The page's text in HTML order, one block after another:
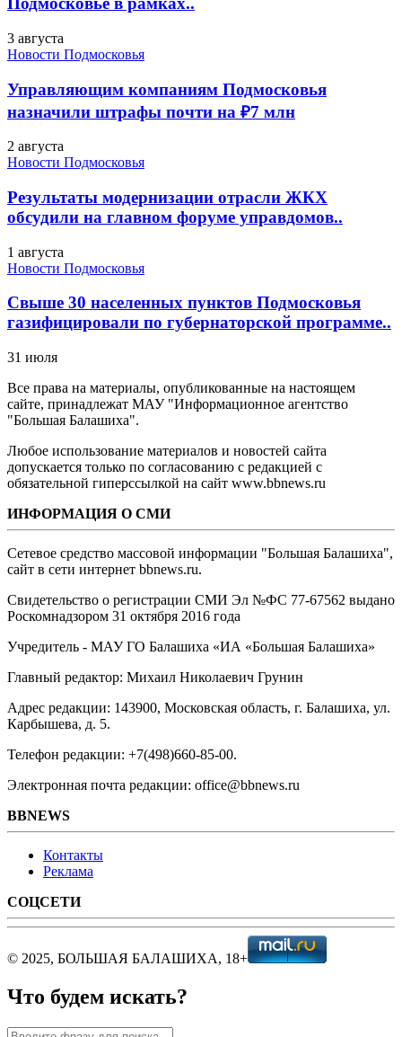
3 августа
Новости Подмосковья
Управляющим компаниям Подмосковья
назначили штрафы почти на ₽7 млн
2 августа
Новости Подмосковья
Результаты модернизации отрасли ЖКХ
обсудили на главном форуме управдомов..
1 августа
Новости Подмосковья
Свыше 30 населенных пунктов Подмосковья
газифицировали по губернаторской программе..
31 июля
Все права на материалы, опубликованные на настоящем
сайте, принадлежат МАУ "Информационное агентство
"Большая Балашиха".
Любое использование материалов и новостей сайта
допускается только по согласованию с редакцией с
обязательной гиперссылкой на сайт www.bbnews.ru
ИНФОРМАЦИЯ О СМИ
Сетевое средство массовой информации "Большая Балашиха",
сайт в сети интернет bbnews.ru.
Свидетельство о регистрации СМИ Эл №ФС ‎77-67562 выдано
Роскомнадзором 31 октября 2016 года
Учредитель - МАУ ГО Балашиха «ИА «Большая Балашиха»
Главный редактор: Михаил Николаевич Грунин
Адрес редакции: 143900, Московская область, г. Балашиха, ул.
Карбышева, д. 5.
Телефон редакции: +7(498)660-85-00.
Электронная почта редакции: office@bbnews.ru
BBNEWS
Контакты
Реклама
СОЦСЕТИ
© 2025, БОЛЬШАЯ БАЛАШИХА, 18+
Что будем искать?